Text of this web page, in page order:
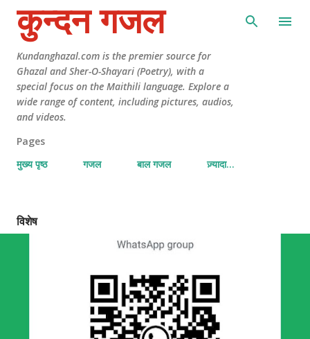
कुन्दन गजल
Kundanghazal.com is the premier source for
Ghazal and Sher-O-Shayari (Poetry), with a
special focus on the Maithili language. Explore a
wide range of content, including pictures, audios,
and videos.
Pages
मुख्य पृष्ठ
गजल बाल गजल ज़्यादा…
विशेष